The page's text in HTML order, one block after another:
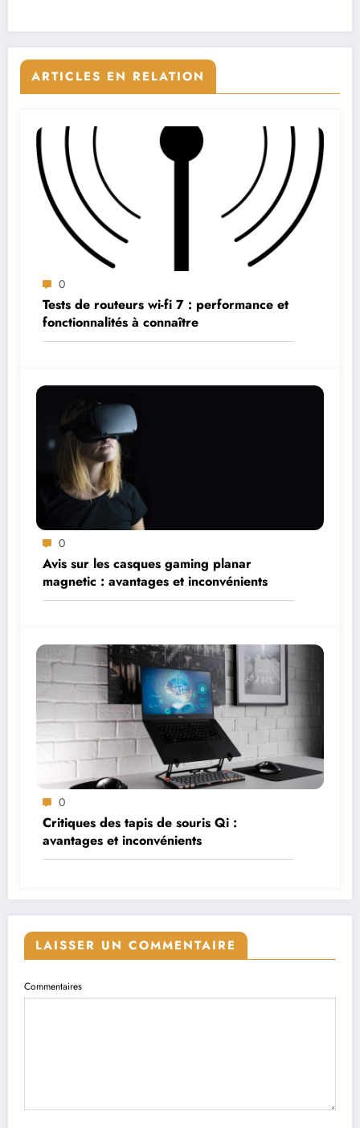
ARTICLES EN RELATION
0
Tests de routeurs wi-fi 7 : performance et
fonctionnalités à connaître
0
Avis sur les casques gaming planar
magnetic : avantages et inconvénients
0
Critiques des tapis de souris Qi :
avantages et inconvénients
LAISSER UN COMMENTAIRE
Commentaires